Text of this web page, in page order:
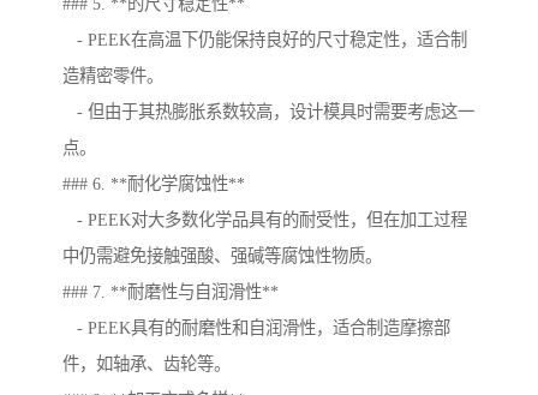
### 5. **的尺寸稳定性**
- PEEK在高温下仍能保持良好的尺寸稳定性，适合制
造精密零件。
- 但由于其热膨胀系数较高，设计模具时需要考虑这一
点。
### 6. **耐化学腐蚀性**
- PEEK对大多数化学品具有的耐受性，但在加工过程
中仍需避免接触强酸、强碱等腐蚀性物质。
### 7. **耐磨性与自润滑性**
- PEEK具有的耐磨性和自润滑性，适合制造摩擦部
件，如轴承、齿轮等。